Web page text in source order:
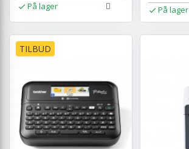
På lager På lager
TILBUD